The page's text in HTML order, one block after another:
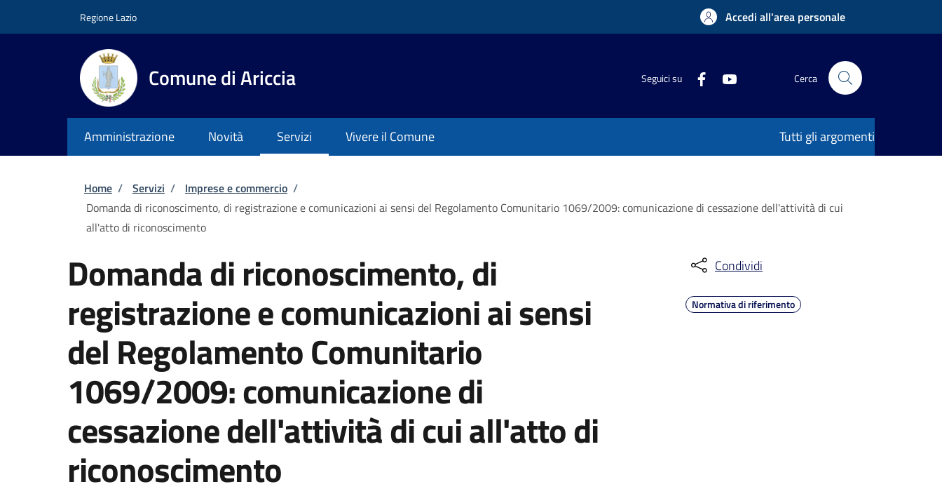
Regione Lazio Accedi all'area personale
Comune di Ariccia Seguici su Cerca
Amministrazione Novità Servizi Vivere il Comune Tutti gli argomenti
Briciole di pane
Home / Servizi / Imprese e commercio /
Domanda di riconoscimento, di registrazione e comunicazioni ai sensi del Regolamento Comunitario 1069/2009: comunicazione di cessazione dell'attività di cui
all'atto di riconoscimento
Domanda di riconoscimento, di
registrazione e comunicazioni ai sensi
del Regolamento Comunitario
1069/2009: comunicazione di
cessazione dell'attività di cui all'atto di
riconoscimento
Condividi
Normativa di riferimento